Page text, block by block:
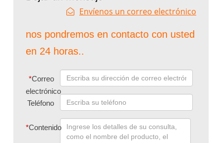
Envíenos un correo electrónico
nos pondremos en contacto con usted
en 24 horas..
*Correo
electrónico
Teléfono
*Contenido